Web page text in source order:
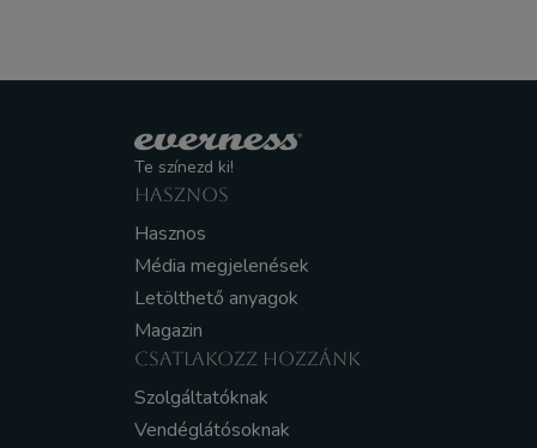
Te színezd ki!
HASZNOS
Hasznos
Média megjelenések
Letölthető anyagok
Magazin
CSATLAKOZZ HOZZÁNK
Szolgáltatóknak
Vendéglátósoknak